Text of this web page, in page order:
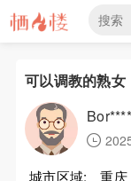
可以调教的熟女
城市区域:
重